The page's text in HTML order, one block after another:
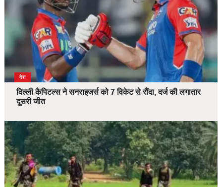
देश
दिल्ली कैपिटल्स ने सनराइजर्स को 7 विकेट से रौंदा, दर्ज की लगातार
दूसरी जीत